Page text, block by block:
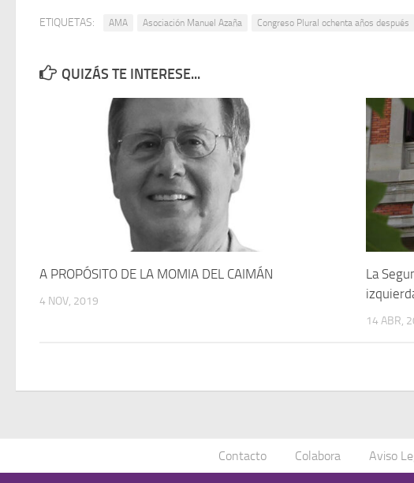
ETIQUETAS: AMA Asociación Manuel Azaña Congreso Plural ochenta años después
QUIZÁS TE INTERESE...
A PROPÓSITO DE LA MOMIA DEL CAIMÁN
4 NOV, 2019
La
14 ABR,
Contacto Colabora Aviso